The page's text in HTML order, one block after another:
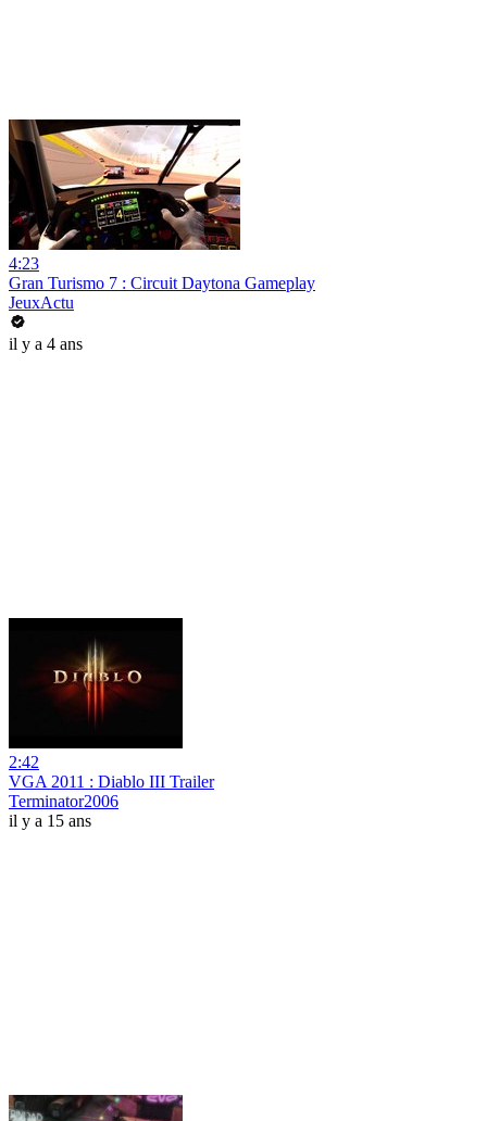
4:23
Gran Turismo 7 : Circuit Daytona Gameplay
JeuxActu
il y a 4 ans
2:42
VGA 2011 : Diablo III Trailer
Terminator2006
il y a 15 ans